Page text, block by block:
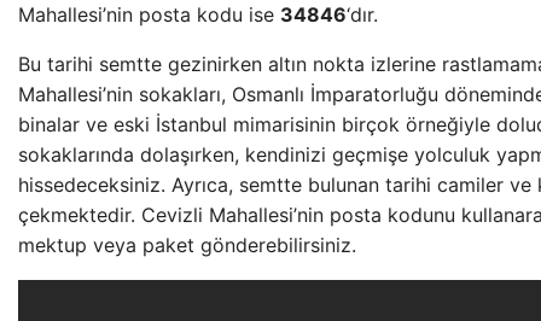
Mahallesi’nin posta kodu ise 34846‘dır.
Bu tarihi semtte gezinirken altın nokta izlerine
Mahallesi’nin sokakları, Osmanlı İmparatorluğu
binalar ve eski İstanbul mimarisinin birçok örneğiyle
sokaklarında dolaşırken, kendinizi geçmişe yolculuk
hissedeceksiniz. Ayrıca, semtte bulunan tarihi camiler
çekmektedir. Cevizli Mahallesi’nin posta kodunu
mektup veya paket gönderebilirsiniz.